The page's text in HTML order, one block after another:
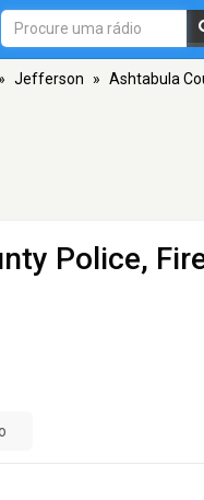
» Jefferson » Ashtabula
Police,